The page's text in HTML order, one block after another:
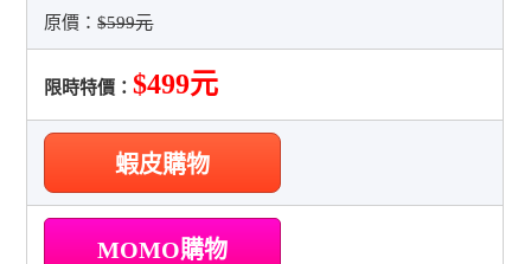
原價：$599元
限時特價：$499元
蝦皮購物
MOMO購物